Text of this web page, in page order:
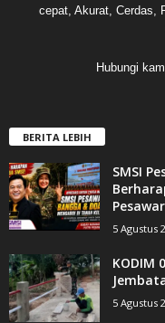
cepat, Akurat, Cerdas,
Hubungi
BERITA LEBIH
SMSI
5 Agustus
KODIM
5 Agustus